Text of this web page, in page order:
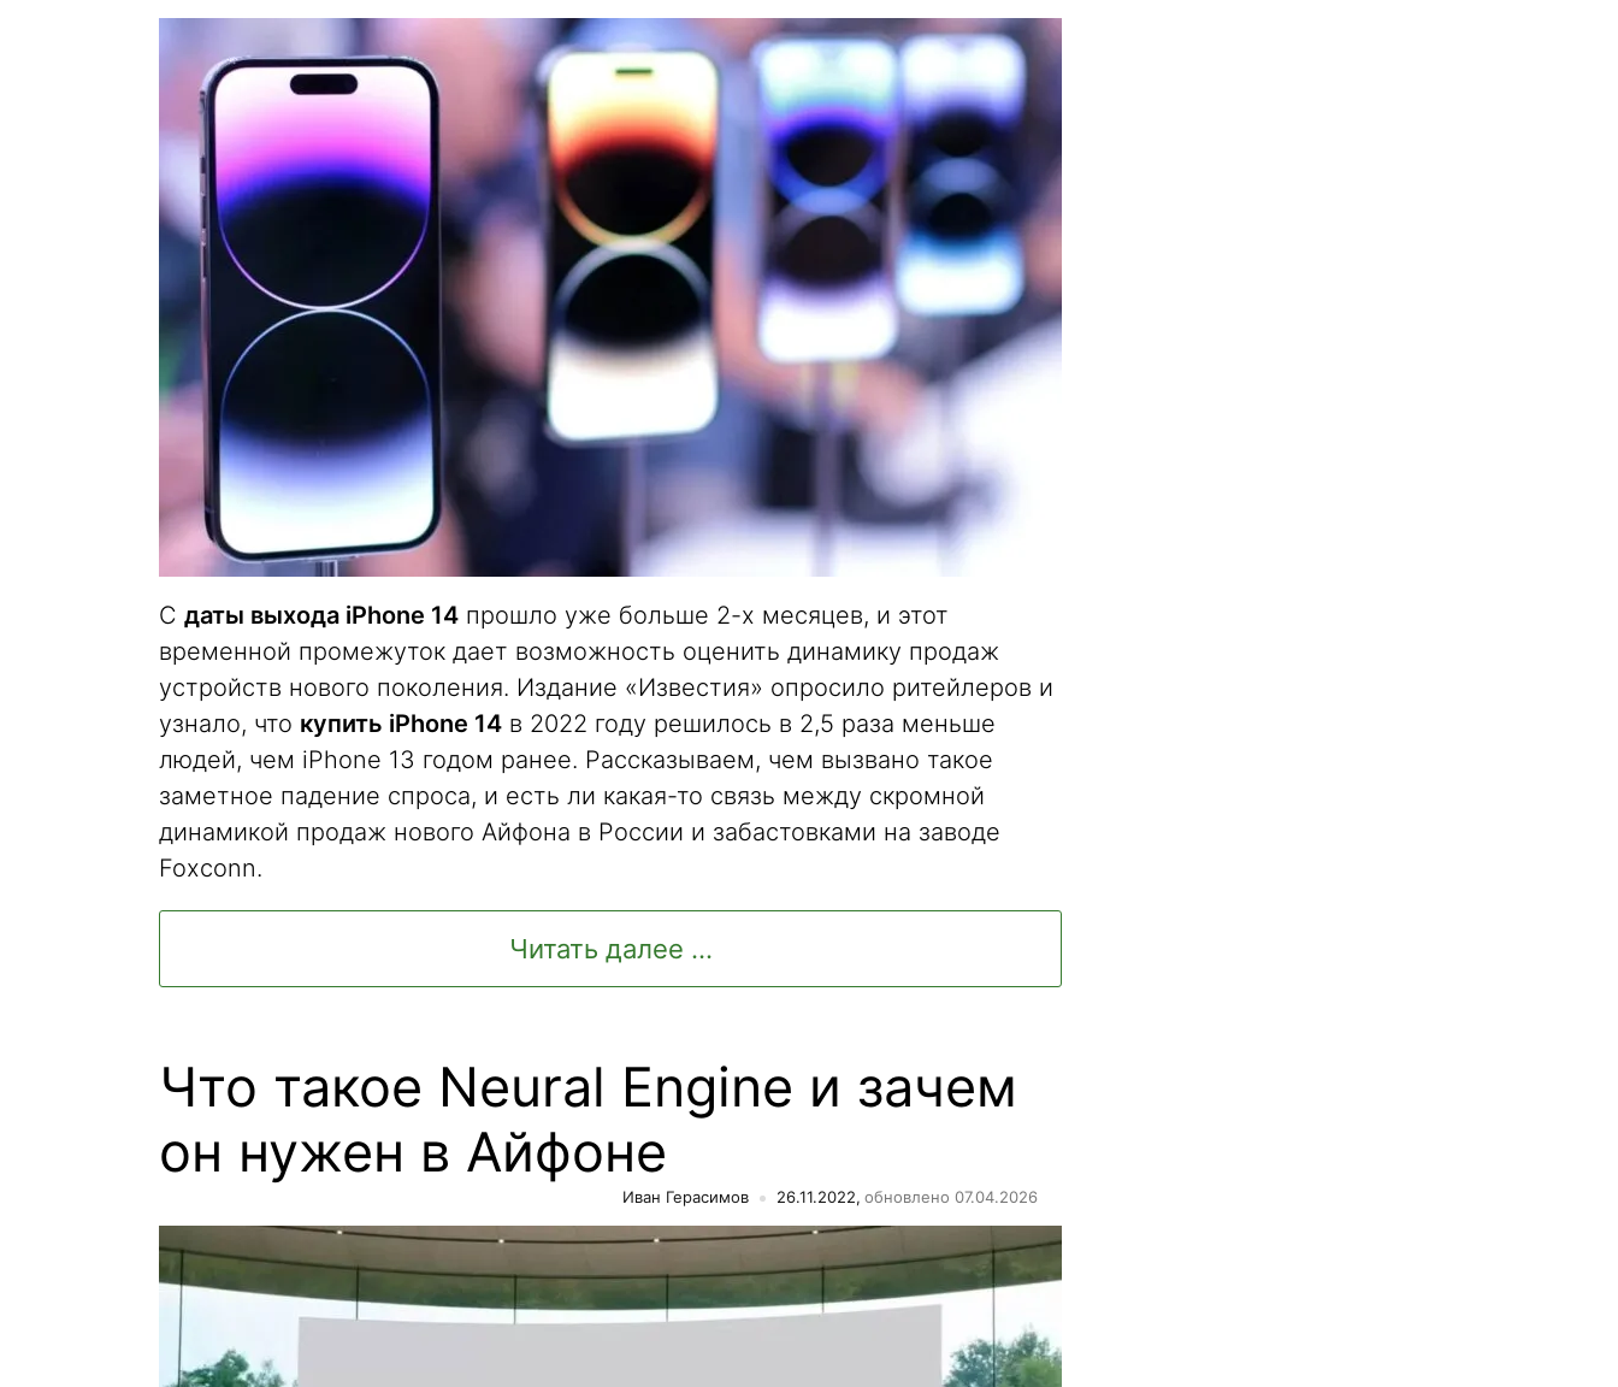
С даты выхода iPhone 14 прошло уже больше 2-х месяцев, и этот
временной промежуток дает возможность оценить динамику продаж
устройств нового поколения. Издание «Известия» опросило ритейлеров и
узнало, что купить iPhone 14 в 2022 году решилось в 2,5 раза меньше
людей, чем iPhone 13 годом ранее. Рассказываем, чем вызвано такое
заметное падение спроса, и есть ли какая-то связь между скромной
динамикой продаж нового Айфона в России и забастовками на заводе
Foxconn.
Читать далее ...
Что такое Neural Engine и зачем
он нужен в Айфоне
Иван Герасимов 26.11.2022, обновлено 07.04.2026